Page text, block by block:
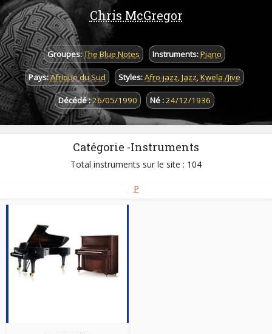
Chris McGregor
Groupes:The Blue Notes Instruments:Piano
Pays:Afrique du Sud Styles:Afro-jazz,Jazz,Kwela /Jive
Décédé :26/05/1990 Né :24/12/1936
Catégorie -Instruments
Total instruments sur le site : 104
P